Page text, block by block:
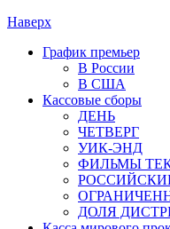
Наверх
График премьер
В России
В США
Кассовые сборы
ДЕНЬ
ЧЕТВЕРГ
УИК-ЭНД
ФИЛЬМЫ
ДОЛЯ